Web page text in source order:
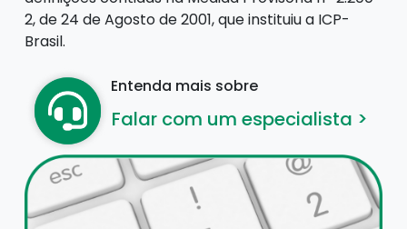
2, de 24 de Agosto de 2001, que instituiu a ICP-
Brasil.
Entenda mais sobre
Falar com um especialista >